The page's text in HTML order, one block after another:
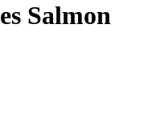
Salmon